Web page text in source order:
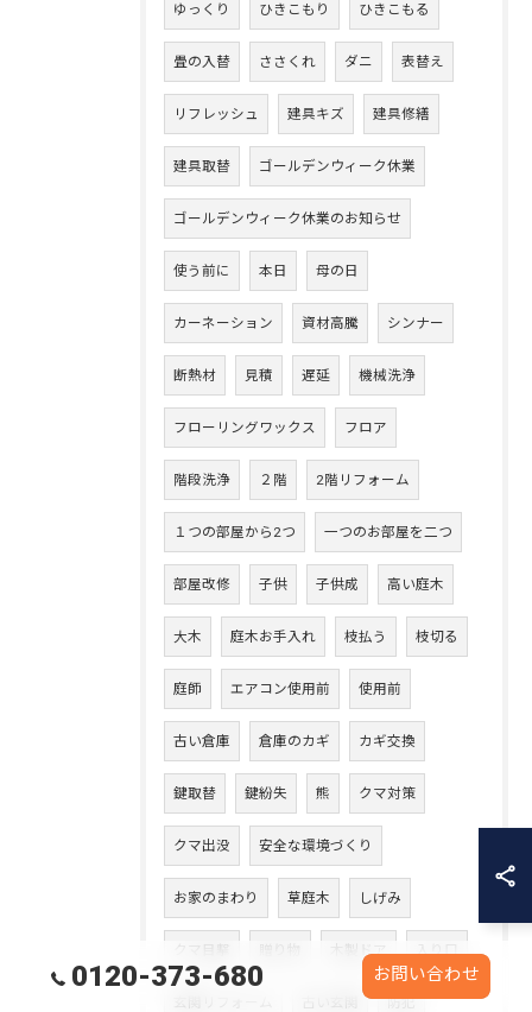
ゆっくり ひきこもり ひきこもる
畳の入替 ささくれ ダニ 表替え
リフレッシュ 建具キズ 建具修繕
建具取替 ゴールデンウィーク休業
ゴールデンウィーク休業のお知らせ
使う前に 本日 母の日
カーネーション 資材高騰 シンナー
断熱材 見積 遅延 機械洗浄
フローリングワックス フロア
階段洗浄 ２階 2階リフォーム
１つの部屋から2つ 一つのお部屋を二つ
部屋改修 子供 子供成 高い庭木
大木 庭木お手入れ 枝払う 枝切る
庭師 エアコン使用前 使用前
古い倉庫 倉庫のカギ カギ交換
鍵取替 鍵紛失 熊 クマ対策
クマ出没 安全な環境づくり
お家のまわり 草庭木 しげみ
木製ドア 入り口
防犯
0120-373-680 お問い合わせ